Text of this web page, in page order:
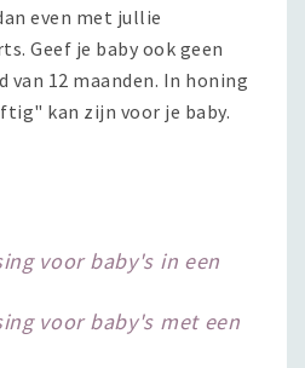
even met jullie
Geef je baby ook geen
12 maanden. In honing
kan zijn voor je baby.
voor baby's in een
voor baby's met een